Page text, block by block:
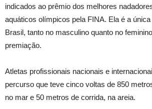
indicados ao prêmio dos melhores
aquáticos olímpicos pela FINA. Ela é a
Brasil, tanto no masculino quanto no
premiação.
Atletas profissionais nacionais e
percurso que teve cinco voltas de 850
no mar e 50 metros de corrida, na areia.